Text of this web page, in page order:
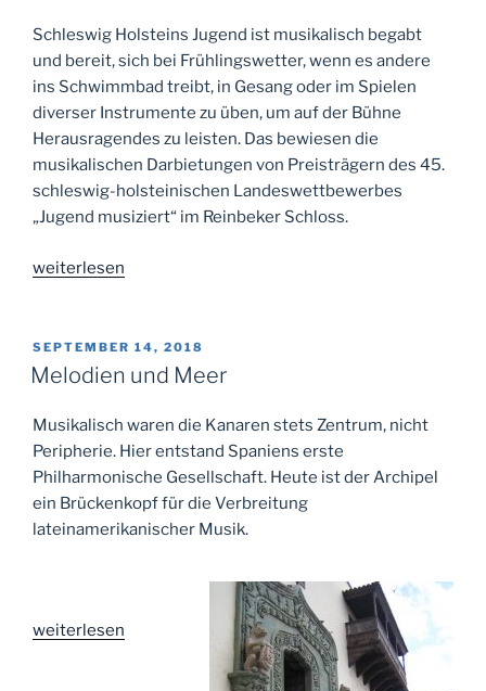
Verschwindens“
Schleswig Holsteins Jugend ist musikalisch begabt
und bereit, sich bei Frühlingswetter, wenn es andere
ins Schwimmbad treibt, in Gesang oder im Spielen
diverser Instrumente zu üben, um auf der Bühne
Herausragendes zu leisten. Das bewiesen die
musikalischen Darbietungen von Preisträgern des 45.
schleswig-holsteinischen Landeswettbewerbes
„Jugend musiziert“ im Reinbeker Schloss.
„Landeswettbewerb
im
Reinbeker
weiterlesen
VERÖFFENTLICHT
AM
SEPTEMBER 14, 2018
Melodien und Meer
Musikalisch waren die Kanaren stets Zentrum, nicht
Peripherie. Hier entstand Spaniens erste
Philharmonische Gesellschaft. Heute ist der Archipel
ein Brückenkopf für die Verbreitung
lateinamerikanischer Musik.
„Melodien
weiterlesen